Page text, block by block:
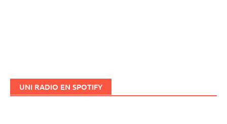
UNI RADIO EN SPOTIFY